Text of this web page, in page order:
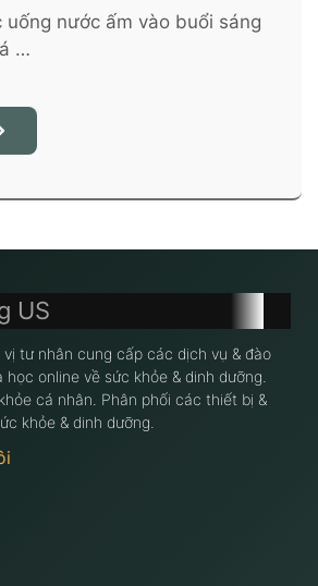
uống nước ấm vào buổi sáng
…
US
vị tư nhân cung cấp các dịch vụ & đào
online về sức khỏe & dinh dưỡng.
cá nhân. Phân phối các thiết bị &
khỏe & dinh dưỡng.